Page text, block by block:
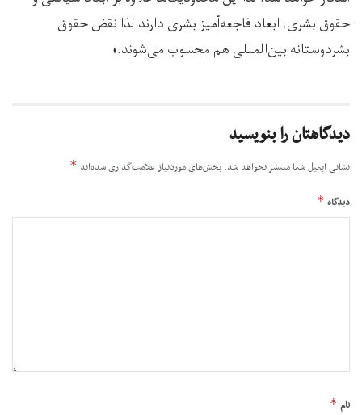
حقوق بشری، ابعاد فاجعه‌آمیز بشری دارند لذا نقض حقوق
بشردوستانه بین‌المللی هم محسوب می‌شوند.»
دیدگاهتان را بنویسید
نشانی ایمیل شما منتشر نخواهد شد. بخش‌های موردنیاز علامت‌گذاری شده‌اند *
دیدگاه *
نام *